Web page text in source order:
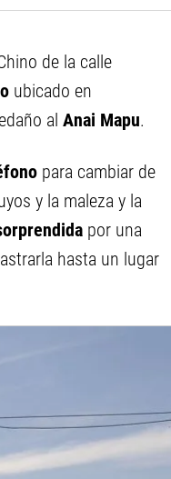
de la calle
ubicado en
al Anai Mapu.
para cambiar de
y la maleza y la
por una
hasta un lugar